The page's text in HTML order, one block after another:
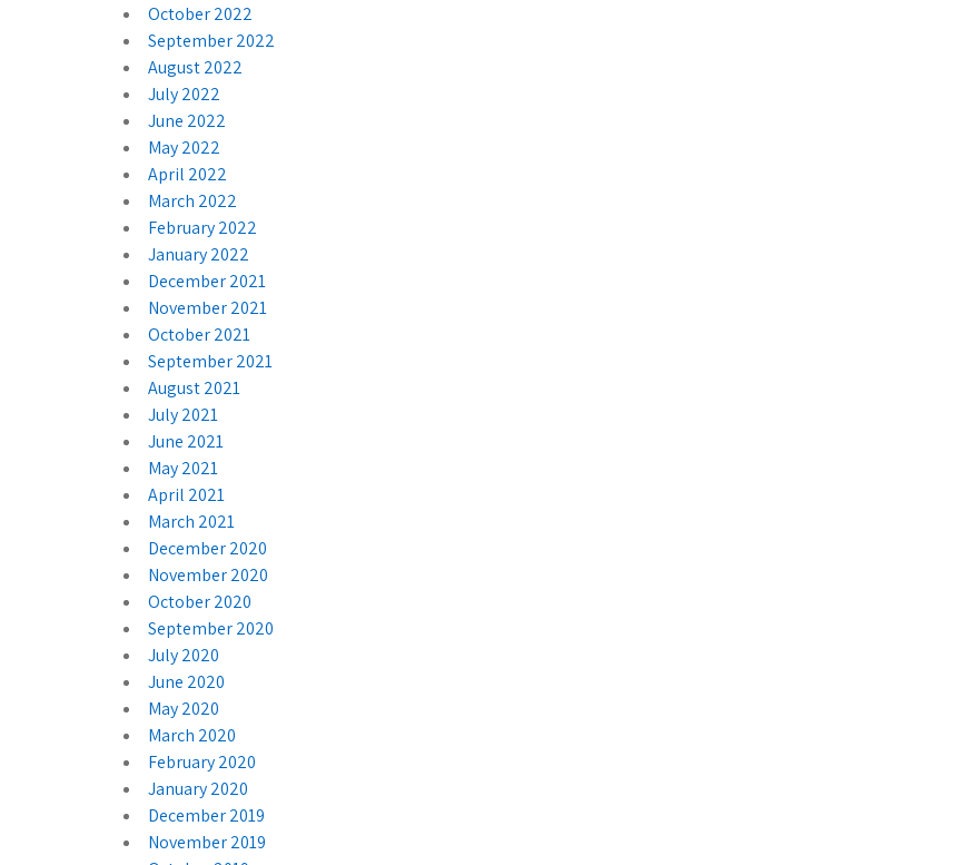
October 2022
September 2022
August 2022
July 2022
June 2022
May 2022
April 2022
March 2022
February 2022
January 2022
December 2021
November 2021
October 2021
September 2021
August 2021
July 2021
June 2021
May 2021
April 2021
March 2021
December 2020
November 2020
October 2020
September 2020
July 2020
June 2020
May 2020
March 2020
February 2020
January 2020
December 2019
November 2019